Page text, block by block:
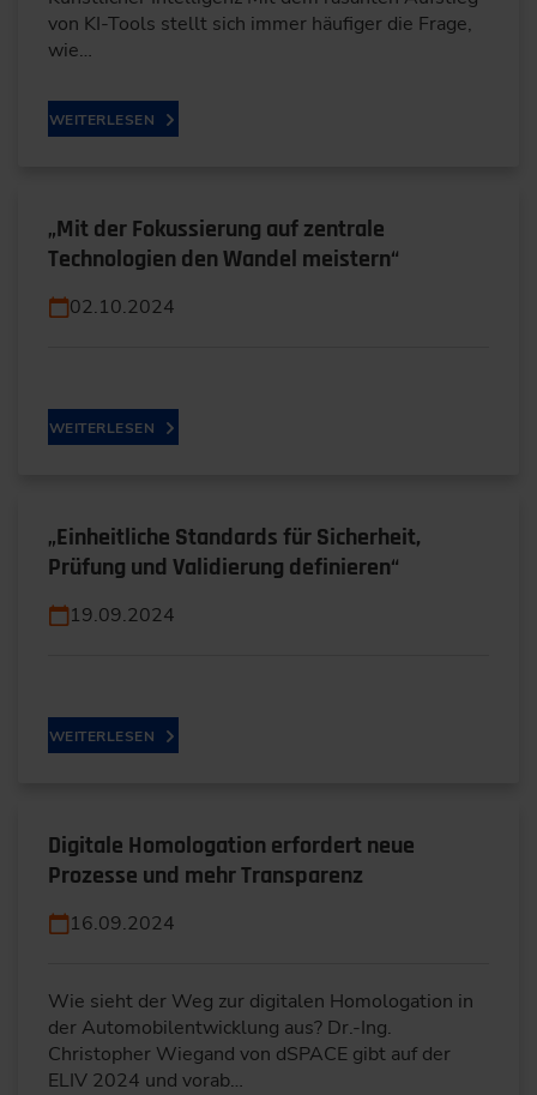
von KI-Tools stellt sich immer häufiger die Frage,
wie…
WEITERLESEN
„Mit der Fokussierung auf zentrale
Technologien den Wandel meistern“
02.10.2024
WEITERLESEN
„Einheitliche Standards für Sicherheit,
Prüfung und Validierung definieren“
19.09.2024
WEITERLESEN
Digitale Homologation erfordert neue
Prozesse und mehr Transparenz
16.09.2024
Wie sieht der Weg zur digitalen Homologation in
der Automobilentwicklung aus? Dr.-Ing.
Christopher Wiegand von dSPACE gibt auf der
ELIV 2024 und vorab…